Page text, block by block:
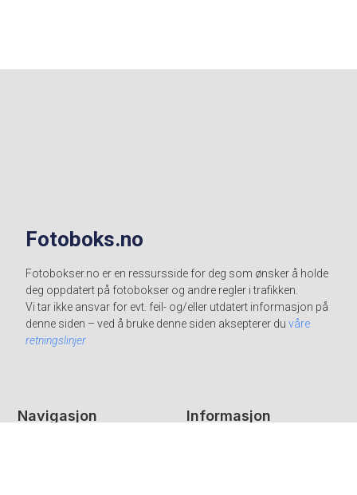
Fotoboks.no
Fotobokser.no er en ressursside for deg som ønsker å holde
deg oppdatert på fotobokser og andre regler i trafikken.
Vi tar ikke ansvar for evt. feil- og/eller utdatert informasjon på
denne siden – ved å bruke denne siden aksepterer duvåre
retningslinjer
Navigasjon Informasjon